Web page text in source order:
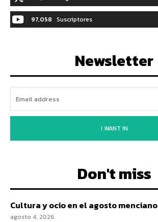
97,058 Suscriptores
Newsletter
I WANT IN
Don't miss
Cultura y ocio en el agosto menciano
agosto 4, 2026